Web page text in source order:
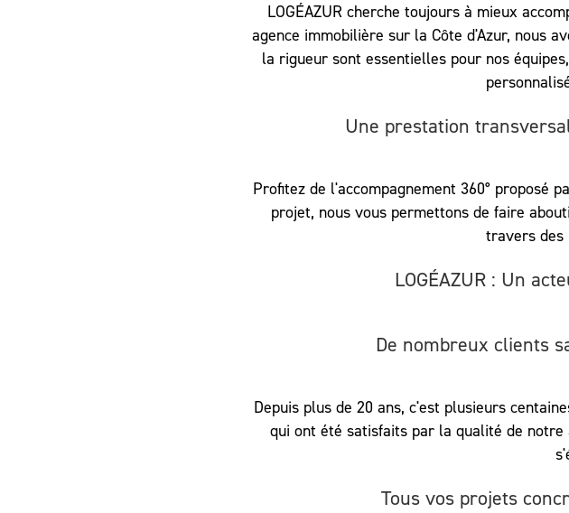
LOGÉAZUR cherche toujours à mieux
agence immobilière sur la Côte d'Azur, nous
la rigueur sont essentielles pour nos
Une prestation
Profitez de l'accompagnement 360° proposé
projet, nous vous permettons de faire
travers des
LOGÉAZUR : Un
De nombreux clients
Depuis plus de 20 ans, c'est plusieurs
qui ont été satisfaits par la qualité de notre
Tous vos projets